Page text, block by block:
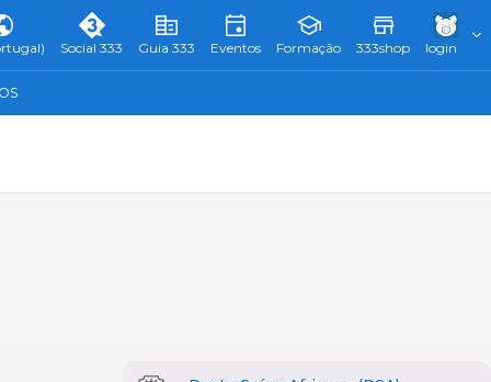
Social 333 Guia 333 Eventos Formação 333shop login